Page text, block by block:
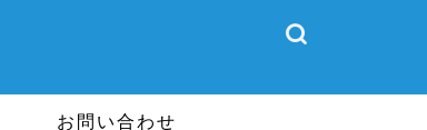
お問い合わせ